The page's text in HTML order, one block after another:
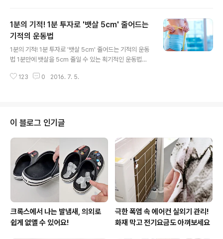
이어트는 성공을 해야겠는데 시간이 없어서 운동을 제대로
못하시는 분들, 운동을 해도 생각대로 뱃살이 빠지지 않는
분들을 위한 뱃살 빼는 주스 5종을 소개합니다. 올여름 당
당한 여름휴가를 위한 다이어트를 성공으로 이끌어 줄 5가
지 건강 음료를 확인해보세요. 1. 오이 + 시트러스 주스오
이와 시트러스(감귤류 과일)를 섞은 주스는 신진대사를 활
1분의 기적! 1분 투자로 '뱃살 5cm' 줄어드는
기적의 운동법
1분의 기적! 1분 투자로 '뱃살 5cm' 줄어드는 기적의 운동
법 1분만에 뱃살을 5cm 줄일 수 있는 획기적인 운동법이
레이너 구자곤이 1분 만에 뱃살을 빼는 운동법을 소개했다.
청자들을 놀라게 만들었다.해당 운동은 하루에 3번, 3개월
동안 꾸준히 하면 큰 효과를 볼 수 있다고 하니 아래를 통해
자세히 알아보자. 1. 양쪽 발 뒤꿈치와 무릎을 완벽히 붙이
고 두 발을 모은다이때 허벅지, 골반까지 힘이 들어가야 한
다 2. 팔 안쪽이 귀에 맞닿을 정도로 양쪽 팔을 위로 쭉 뻗
어준..
123 0 2016. 7. 5.
이 블로그 인기글
크록스에서 나는 발냄새, 의외로
쉽게 없앨 수 있어요!
극한 폭염 속 에어컨 실외기 관리!
화재 막고 전기요금도 아껴보세요